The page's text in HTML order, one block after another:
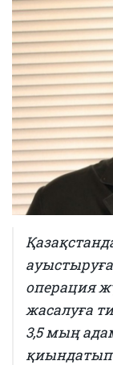
операция
жасалуға
3,5 мың
қиындатып